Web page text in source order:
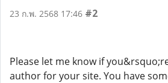
23 ก.พ. 2568 17:46 #2
Please let me know if
author for your site. You have